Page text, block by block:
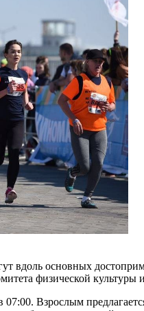
основных
физической культуры
07:00. Взрослым